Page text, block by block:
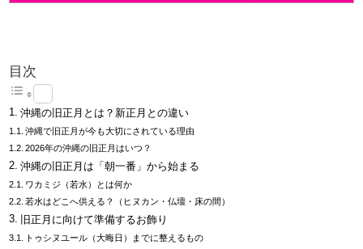
目次
沖縄の旧正月とは？新正月との違い
沖縄で旧正月が今も大切にされている理由
2026年の沖縄の旧正月はいつ？
沖縄の旧正月は「朝一番」から始まる
ワカミジ（若水）とは何か
若水はどこへ供える？（ヒヌカン・仏壇・床の間）
旧正月に向けて準備するお飾り
トゥシヌユール（大晦日）までに整えるもの